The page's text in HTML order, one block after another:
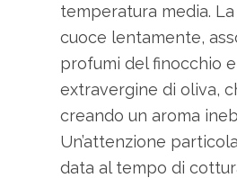
temperatura media.
cuoce lentamente,
profumi del finocchio e
extravergine di oliva,
creando un aroma
Un’attenzione
data al tempo di